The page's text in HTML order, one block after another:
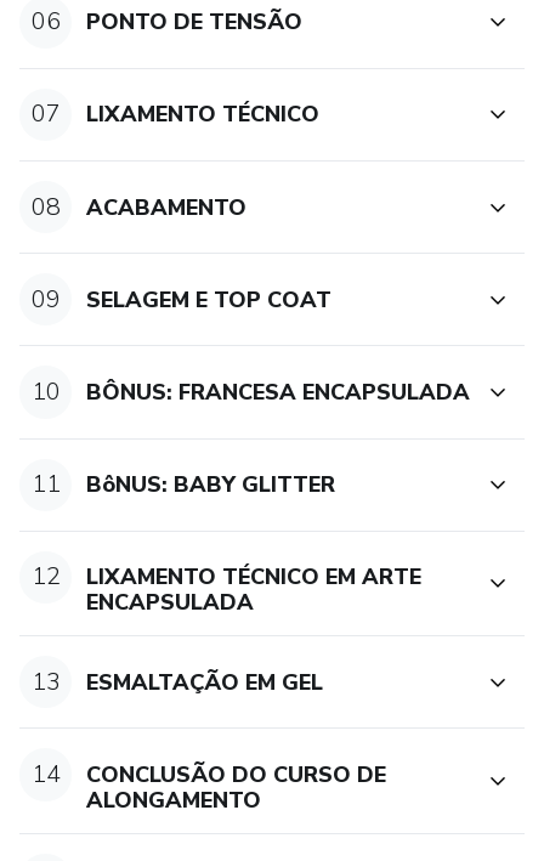
06 PONTO DE TENSÃO
07 LIXAMENTO TÉCNICO
08 ACABAMENTO
09 SELAGEM E TOP COAT
10 BÔNUS: FRANCESA ENCAPSULADA
11 BôNUS: BABY GLITTER
12
LIXAMENTO TÉCNICO EM ARTE
ENCAPSULADA
13 ESMALTAÇÃO EM GEL
14
CONCLUSÃO DO CURSO DE
ALONGAMENTO